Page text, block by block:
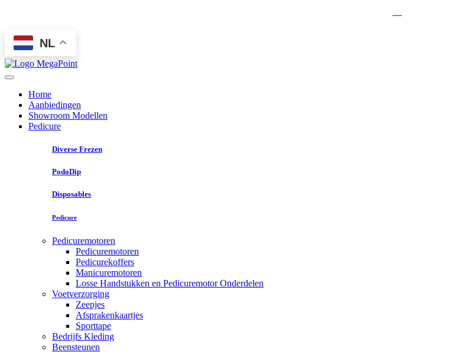
—
NL
Home
Aanbiedingen
Showroom Modellen
Pedicure
Diverse Frezen
PodoDip
Disposables
Pedicure
Pedicuremotoren
Pedicuremotoren
Pedicurekoffers
Manicuremotoren
Losse Handstukken en Pedicuremotor Onderdelen
Voetverzorging
Zeepjes
Afsprakenkaartjes
Sporttape
Bedrijfs Kleding
Beensteunen